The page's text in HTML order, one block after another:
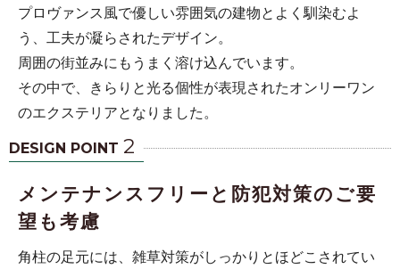
プロヴァンス風で優しい雰囲気の建物とよく馴染むよ
う、工夫が凝らされたデザイン。
周囲の街並みにもうまく溶け込んでいます。
その中で、きらりと光る個性が表現されたオンリーワン
のエクステリアとなりました。
DESIGN POINT 2
メンテナンスフリーと防犯対策のご要
望も考慮
角柱の足元には、雑草対策がしっかりとほどこされてい